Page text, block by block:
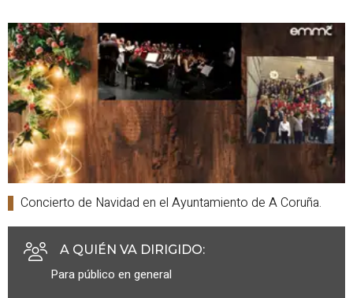
Concierto de Navidad en el Ayuntamiento de A Coruña.
A QUIÉN VA DIRIGIDO:
Para público en general